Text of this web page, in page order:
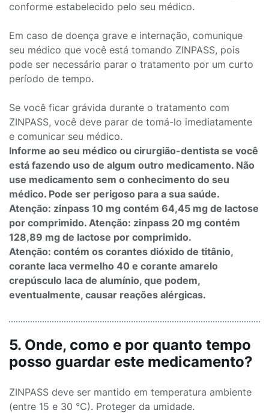
conforme estabelecido pelo seu médico.
Em caso de doença grave e internação, comunique
seu médico que você está tomando ZINPASS, pois
pode ser necessário parar o tratamento por um curto
período de tempo.
Se você ficar grávida durante o tratamento com
ZINPASS, você deve parar de tomá-lo imediatamente
e comunicar seu médico.
Informe ao seu médico ou cirurgião-dentista se você
está fazendo uso de algum outro medicamento. Não
use medicamento sem o conhecimento do seu
médico. Pode ser perigoso para a sua saúde.
Atenção: zinpass 10 mg contém 64,45 mg de lactose
por comprimido. Atenção: zinpass 20 mg contém
128,89 mg de lactose por comprimido.
Atenção: contém os corantes dióxido de titânio,
corante laca vermelho 40 e corante amarelo
crepúsculo laca de alumínio, que podem,
eventualmente, causar reações alérgicas.
5. Onde, como e por quanto tempo
posso guardar este medicamento?
ZINPASS deve ser mantido em temperatura ambiente
(entre 15 e 30 °C). Proteger da umidade.